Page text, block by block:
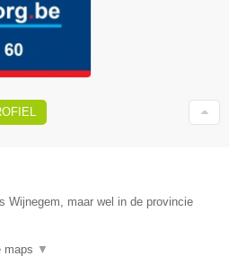
Wijnegem, maar wel in de provincie
maps ▼